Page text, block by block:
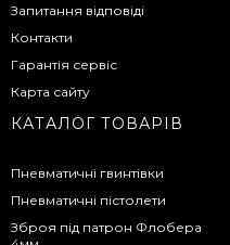
Запитання відповіді
Контакти
Гарантія сервіс
Карта сайту
КАТАЛОГ ТОВАРІВ
Пневматичні гвинтівки
Пневматичні пістолети
Зброя під патрон Флобера